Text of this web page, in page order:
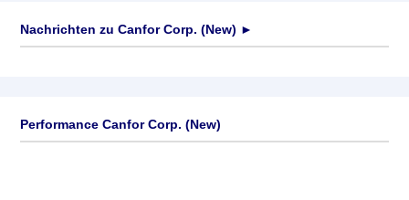
Nachrichten zu Canfor Corp. (New) ►
Performance Canfor Corp. (New)